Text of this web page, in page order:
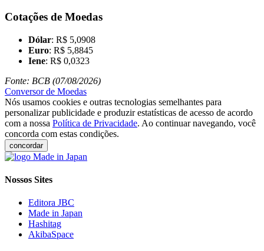
Cotações de Moedas
Dólar: R$ 5,0908
Euro: R$ 5,8845
Iene: R$ 0,0323
Fonte: BCB (07/08/2026)
Conversor de Moedas
Nós usamos cookies e outras tecnologias semelhantes para
personalizar publicidade e produzir estatísticas de acesso de acordo
com a nossa Política de Privacidade. Ao continuar navegando, você
concorda com estas condições.
concordar
Nossos Sites
Editora JBC
Made in Japan
Hashitag
AkibaSpace